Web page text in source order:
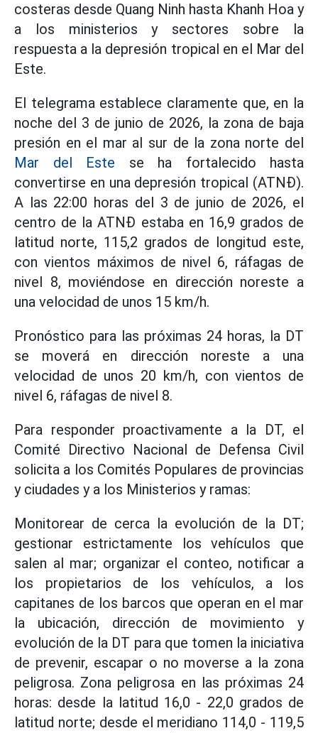
costeras desde Quang Ninh hasta Khanh Hoa y
a los ministerios y sectores sobre la
respuesta a la depresión tropical en el Mar del
Este.
El telegrama establece claramente que, en la
noche del 3 de junio de 2026, la zona de baja
presión en el mar al sur de la zona norte del
Mar del Este se ha fortalecido hasta
convertirse en una depresión tropical (ATNĐ).
A las 22:00 horas del 3 de junio de 2026, el
centro de la ATNĐ estaba en 16,9 grados de
latitud norte, 115,2 grados de longitud este,
con vientos máximos de nivel 6, ráfagas de
nivel 8, moviéndose en dirección noreste a
una velocidad de unos 15 km/h.
Pronóstico para las próximas 24 horas, la DT
se moverá en dirección noreste a una
velocidad de unos 20 km/h, con vientos de
nivel 6, ráfagas de nivel 8.
Para responder proactivamente a la DT, el
Comité Directivo Nacional de Defensa Civil
solicita a los Comités Populares de provincias
y ciudades y a los Ministerios y ramas:
Monitorear de cerca la evolución de la DT;
gestionar estrictamente los vehículos que
salen al mar; organizar el conteo, notificar a
los propietarios de los vehículos, a los
capitanes de los barcos que operan en el mar
la ubicación, dirección de movimiento y
evolución de la DT para que tomen la iniciativa
de prevenir, escapar o no moverse a la zona
peligrosa. Zona peligrosa en las próximas 24
horas: desde la latitud 16,0 - 22,0 grados de
latitud norte; desde el meridiano 114,0 - 119,5